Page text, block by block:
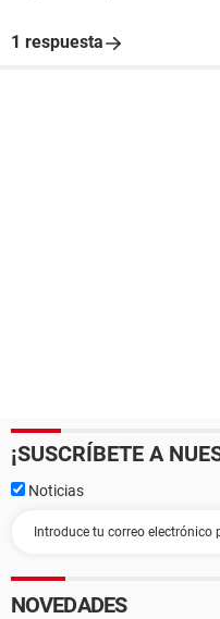
1 respuesta
¡SUSCRÍBETE A
Noticias
NOVEDADES